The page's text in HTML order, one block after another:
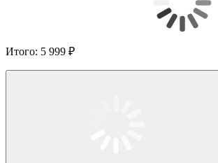
Итого: 5 999 ₽